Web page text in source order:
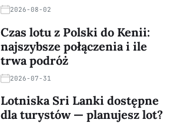
2026-08-02
Czas lotu z Polski do Kenii:
najszybsze połączenia i ile
trwa podróż
2026-07-31
Lotniska Sri Lanki dostępne
dla turystów — planujesz lot?